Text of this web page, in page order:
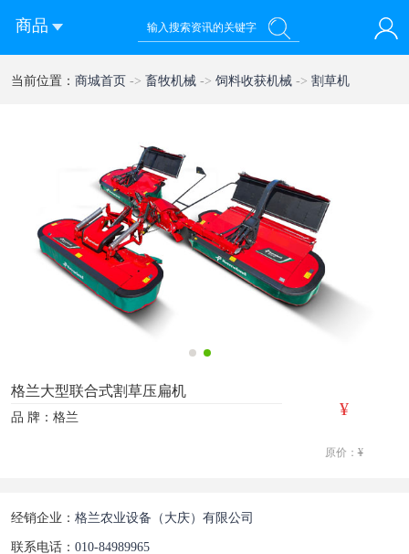
商品
您好！欢迎来到西部农机网
当前位置： 商城首页 -> 畜牧机械 -> 饲料收获机械 -> 割草机
格兰大型联合式割草压扁机
品 牌：格兰 ¥
原价：¥
经销企业： 格兰农业设备（大庆）有限公司
联系电话： 010-84989965